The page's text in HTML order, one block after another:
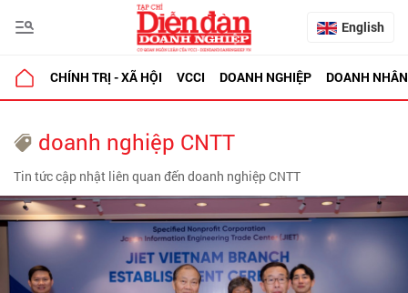
English
CHÍNH TRỊ - XÃ HỘI VCCI DOANH NGHIỆP DOANH NHÂN
doanh nghiệp CNTT
Tin tức cập nhật liên quan đến doanh nghiệp CNTT